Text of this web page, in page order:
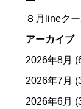
８月lineク
アーカイブ
2026年8月
2026年7月
2026年6月